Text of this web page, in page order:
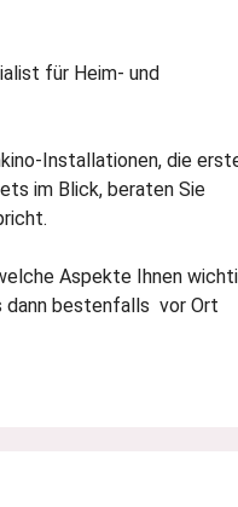
für Heim- und
Installationen, die
im Blick, beraten Sie
Aspekte Ihnen
dann bestenfalls vor Ort